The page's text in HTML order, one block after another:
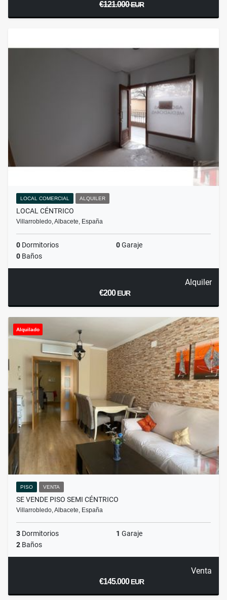
€121.000EUR
LOCAL COMERCIAL ALQUILER
LOCAL CÉNTRICO
Villarrobledo, Albacete, España
0 Dormitorios 0Garaje
0 Baños
Alquiler
€200EUR
Alquilado
PISO VENTA
SE VENDE PISO SEMI CÉNTRICO
Villarrobledo, Albacete, España
3 Dormitorios 1 Garaje
2 Baños
Venta
€145.000EUR